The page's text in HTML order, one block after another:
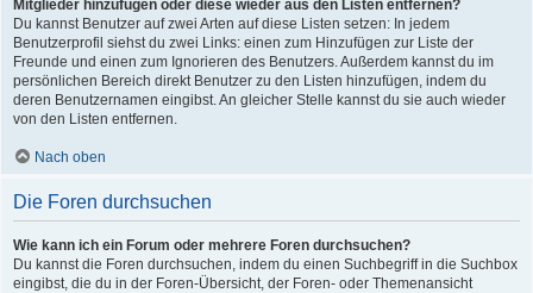
Mitglieder hinzufügen oder diese wieder aus den Listen entfernen?
Du kannst Benutzer auf zwei Arten auf diese Listen setzen: In jedem
Benutzerprofil siehst du zwei Links: einen zum Hinzufügen zur Liste der
Freunde und einen zum Ignorieren des Benutzers. Außerdem kannst du im
persönlichen Bereich direkt Benutzer zu den Listen hinzufügen, indem du
deren Benutzernamen eingibst. An gleicher Stelle kannst du sie auch wieder
von den Listen entfernen.
Nach oben
Die Foren durchsuchen
Wie kann ich ein Forum oder mehrere Foren durchsuchen?
Du kannst die Foren durchsuchen, indem du einen Suchbegriff in die Suchbox
eingibst, die du in der Foren-Übersicht, der Foren- oder Themenansicht